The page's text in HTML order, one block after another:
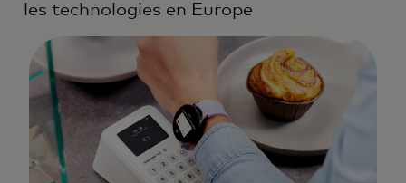
les technologies en Europe